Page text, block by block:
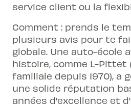
service client ou la
Comment : prends le
plusieurs avis pour te
globale. Une auto-école
histoire, comme L-Pittet
familiale depuis 1970), a
une solide réputation
années d'excellence et